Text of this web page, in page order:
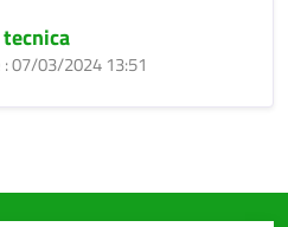
07/03/2024 13:51